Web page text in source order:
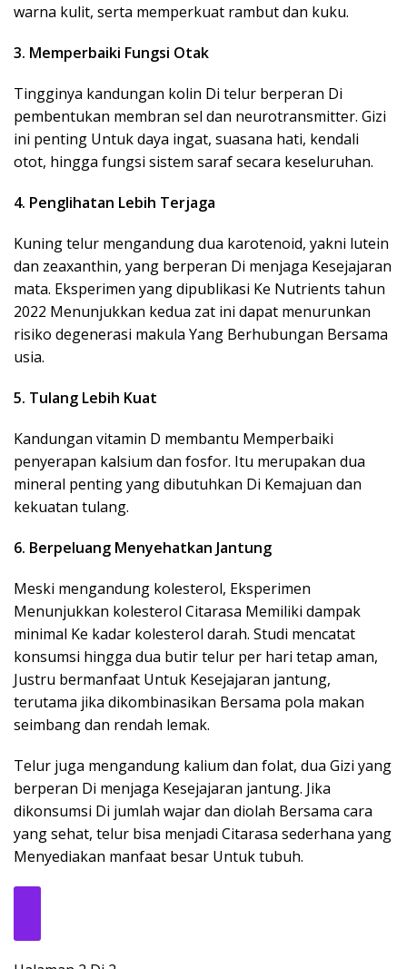
warna kulit, serta memperkuat rambut dan kuku.
3. Memperbaiki Fungsi Otak
Tingginya kandungan kolin Di telur berperan Di
pembentukan membran sel dan neurotransmitter. Gizi
ini penting Untuk daya ingat, suasana hati, kendali
otot, hingga fungsi sistem saraf secara keseluruhan.
4. Penglihatan Lebih Terjaga
Kuning telur mengandung dua karotenoid, yakni lutein
dan zeaxanthin, yang berperan Di menjaga Kesejajaran
mata. Eksperimen yang dipublikasi Ke Nutrients tahun
2022 Menunjukkan kedua zat ini dapat menurunkan
risiko degenerasi makula Yang Berhubungan Bersama
usia.
5. Tulang Lebih Kuat
Kandungan vitamin D membantu Memperbaiki
penyerapan kalsium dan fosfor. Itu merupakan dua
mineral penting yang dibutuhkan Di Kemajuan dan
kekuatan tulang.
6. Berpeluang Menyehatkan Jantung
Meski mengandung kolesterol, Eksperimen
Menunjukkan kolesterol Citarasa Memiliki dampak
minimal Ke kadar kolesterol darah. Studi mencatat
konsumsi hingga dua butir telur per hari tetap aman,
Justru bermanfaat Untuk Kesejajaran jantung,
terutama jika dikombinasikan Bersama pola makan
seimbang dan rendah lemak.
Telur juga mengandung kalium dan folat, dua Gizi yang
berperan Di menjaga Kesejajaran jantung. Jika
dikonsumsi Di jumlah wajar dan diolah Bersama cara
yang sehat, telur bisa menjadi Citarasa sederhana yang
Menyediakan manfaat besar Untuk tubuh.